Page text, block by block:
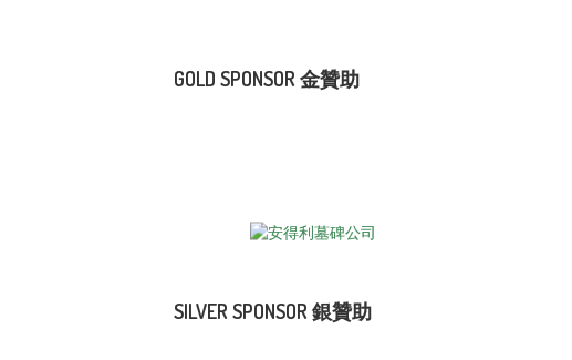
GOLD SPONSOR 金贊助
SILVER SPONSOR 銀贊助